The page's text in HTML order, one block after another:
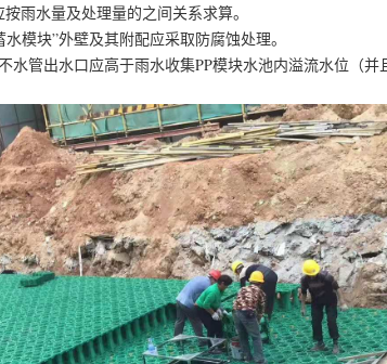
雨水量及处理量的之间关系求算。
模块”外壁及其附配应采取防腐蚀处理。
水管出水口应高于雨水收集PP模块水池内溢流水位（并